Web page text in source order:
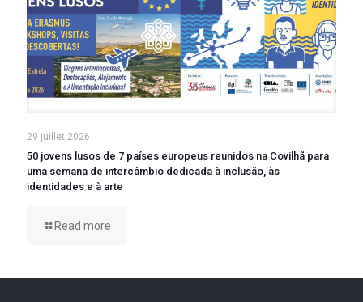
29 juillet 2026
50 jovens lusos de 7 países europeus reunidos na Covilhã para
uma semana de intercâmbio dedicada à inclusão, às
identidades e à arte
Read more